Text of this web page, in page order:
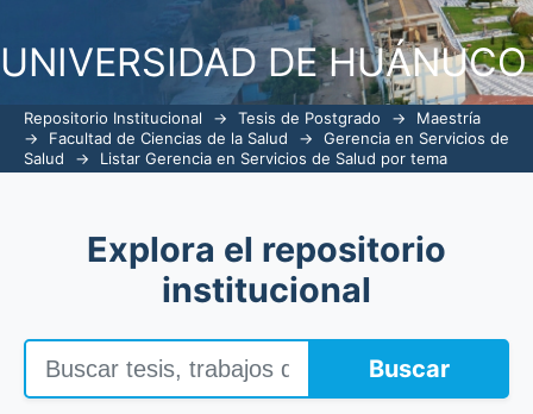
UNIVERSIDAD DE HUÁNUCO
Repositorio Institucional → Tesis de Postgrado →
Maestría
→
Facultad de Ciencias de la Salud →
Gerencia en Servicios de
Salud
→ Listar Gerencia en Servicios de Salud por tema
Explora el repositorio
institucional
Buscar